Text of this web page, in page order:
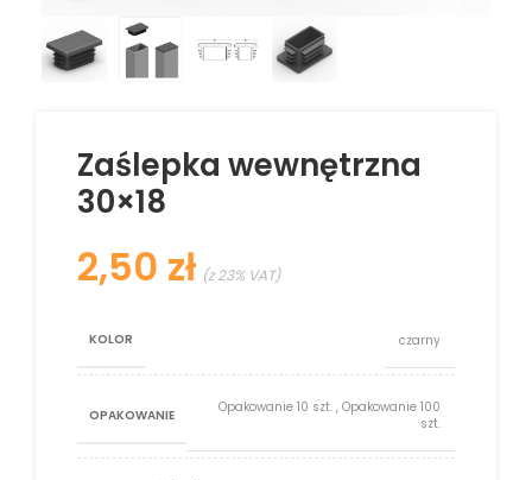
Zaślepka wewnętrzna
30×18
zł
KOLOR czarny
OPAKOWANIE Opakowanie 10 szt. , Opakowanie 100
szt.